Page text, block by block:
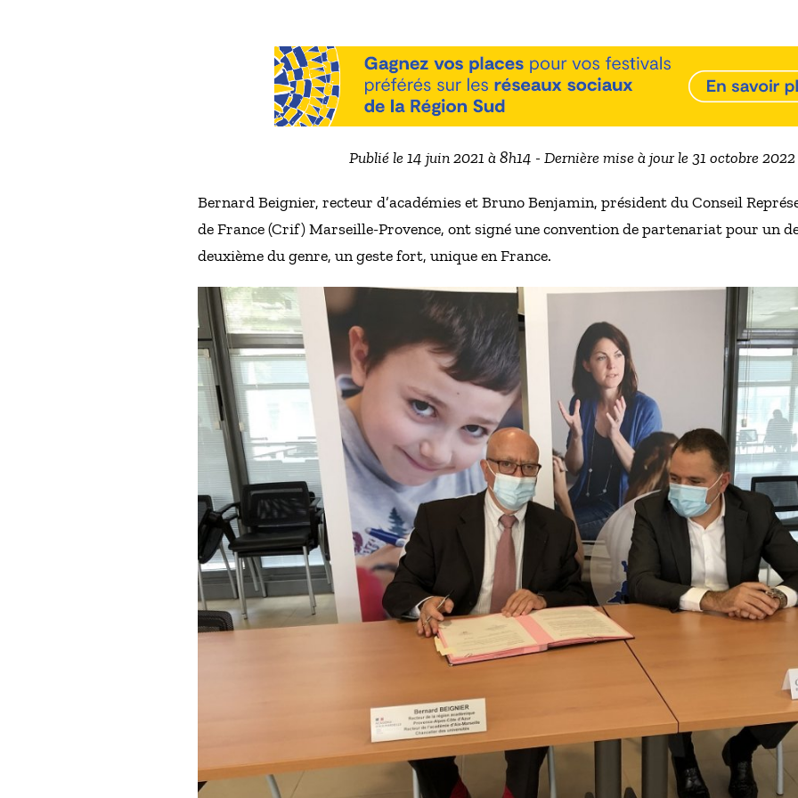
Publié le 14 juin 2021 à 8h14 - Dernière mise à jour le 31 octobre 2022
Bernard Beignier, recteur d’académies et Bruno Benjamin, président du Conseil
de France (Crif) Marseille-Provence, ont signé une convention de partenariat pour un
deuxième du genre, un geste fort, unique en France.